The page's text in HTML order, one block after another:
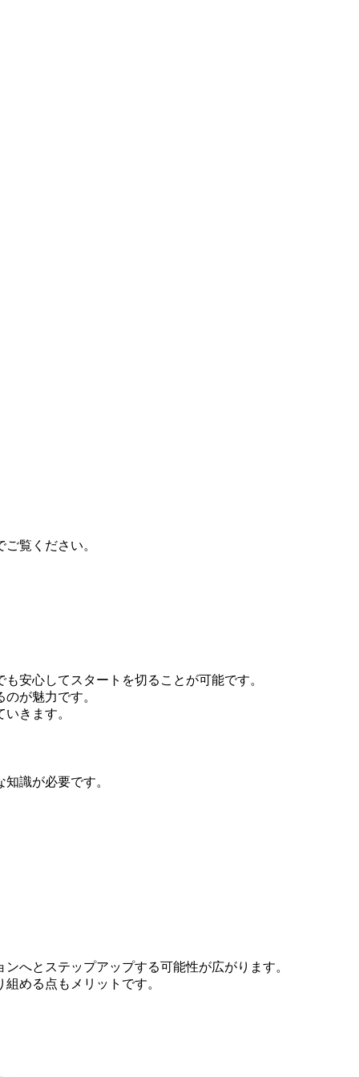
覧ください。
安心してスタートを切ることが可能です。
が魅力です。
きます。
識が必要です。
へとステップアップする可能性が広がります。
める点もメリットです。